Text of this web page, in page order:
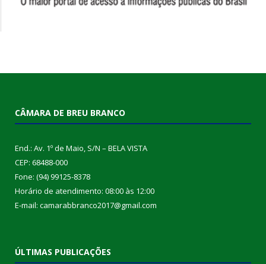
CÂMARA DE BREU BRANCO
End.: Av. 1º de Maio, S/N – BELA VISTA
CEP: 68488-000
Fone: (94) 99125-8378
Horário de atendimento: 08:00 às 12:00
E-mail: camarabbranco2017@gmail.com
ÚLTIMAS PUBLICAÇÕES